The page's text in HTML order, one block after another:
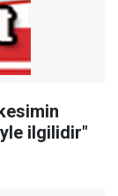
ilgilidir"